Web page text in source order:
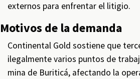
externos para enfrentar el litigio.
Motivos de la demanda
Continental Gold sostiene que
ilegalmente varios puntos de
mina de Buriticá, afectando la